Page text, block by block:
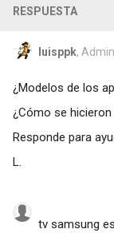
RESPUESTA
luisppk,
¿Modelos de los
¿Cómo se
Responde para
L.
tv samsung